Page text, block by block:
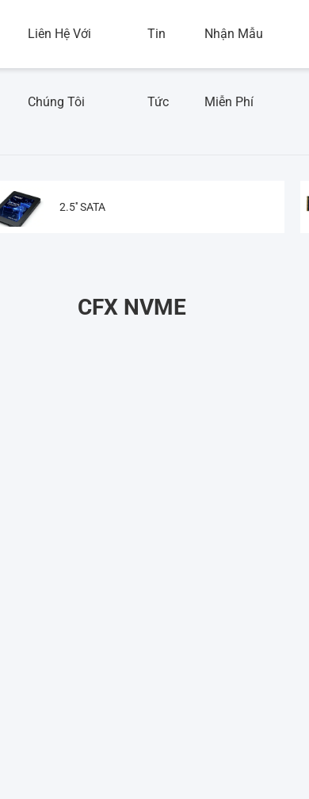
Liên Hệ Với
Chúng Tôi
Tin
Tức
Nhận Mẫu
Miễn Phí
2.5'' SATA
CFX NVME